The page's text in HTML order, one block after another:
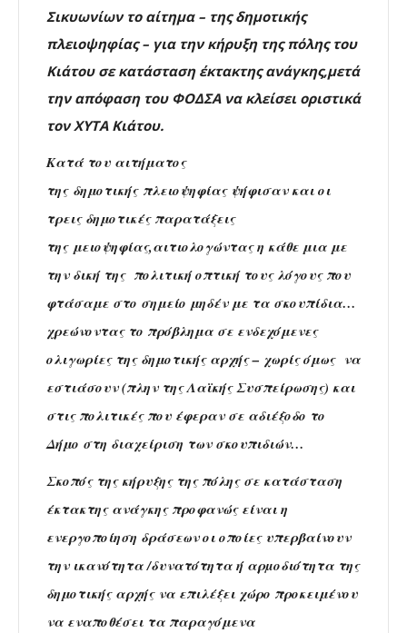
Σικυωνίων το αίτημα – της δημοτικής
πλειοψηφίας – για την κήρυξη της πόλης του
Κιάτου σε κατάσταση έκτακτης ανάγκης,μετά
την απόφαση του ΦΟΔΣΑ να κλείσει οριστικά
τον ΧΥΤΑ Κιάτου.
Κατά του αιτήματος
της δημοτικής πλειοψηφίας ψήφισαν και οι
τρεις δημοτικές παρατάξεις
της μειοψηφίας,αιτιολογώντας η κάθε μια με
την δική της πολιτική οπτική τους λόγους που
φτάσαμε στο σημείο μηδέν με τα σκουπίδια…
χρεώνοντας το πρόβλημα σε ενδεχόμενες
ολιγωρίες της δημοτικής αρχής – χωρίς όμως να
εστιάσουν (πλην της Λαϊκής Συσπείρωσης) και
στις πολιτικές που έφεραν σε αδιέξοδο το
Δήμο στη διαχείριση των σκουπιδιών…
Σκοπός της κήρυξης της πόλης σε κατάσταση
έκτακτης ανάγκης προφανώς είναι η
ενεργοποίηση δράσεων οι οποίες υπερβαίνουν
την ικανότητα /δυνατότητα ή αρµοδιότητα της
δημοτικής αρχής να επιλέξει χώρο προκειμένου
να εναποθέσει τα παραγόμενα